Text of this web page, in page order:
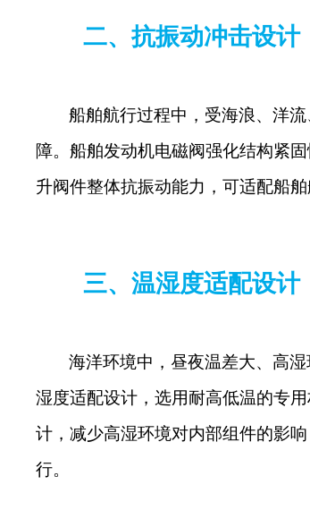
二、抗振动冲击设
船舶航行过程中，受海浪、洋
障。船舶发动机电磁阀强化结构紧
升阀件整体抗振动能力，可适配船
三、温湿度适配设
海洋环境中，昼夜温差大、高
湿度适配设计，选用耐高低温的专
计，减少高湿环境对内部组件的影
行。